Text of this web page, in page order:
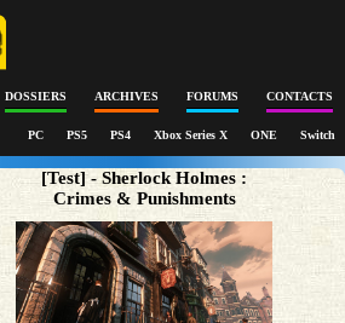
DOSSIERS ARCHIVES FORUMS CONTACTS
PC PS5 PS4 Xbox Series X ONE Switch
[Test] - Sherlock Holmes :
Crimes & Punishments